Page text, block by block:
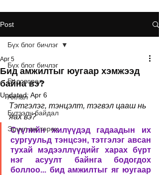
Post
Бүх блог бичлэг
Боловсрол
Аялал
Бүтээлч байдал
Эрүүл аж төрөх
Бүх блог бичлэг
Бид амжилтыг юугаар хэмжээд
байна вэ?
Apr 5
Updated: Apr 6
Тэтгэлэг, тэнцэлт, тэгвэл цааш нь
яах вэ?
Сүүлийн жилүүдэд гадаадын их
сургуульд тэнцсэн, тэтгэлэг авсан
тухай мэдээллүүдийг харах бүрт
нэг асуулт байнга бодогдох
боллоо... бид амжилтыг яг юугаар